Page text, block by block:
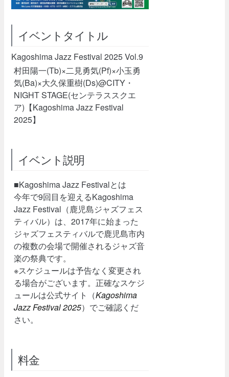
イベントタイトル
Kagoshima Jazz Festival 2025 Vol.9
村田陽一(Tb)×二見勇気(Pf)×小玉勇
気(Ba)×大久保重樹(Ds)@CITY・
NIGHT STAGE(センテラススクエ
ア)【Kagoshima Jazz Festival
2025】
イベント説明
■Kagoshima Jazz Festivalとは
今年で9回目を迎えるKagoshima
Jazz Festival（鹿児島ジャズフェス
ティバル）は、2017年に始まった
ジャズフェスティバルで鹿児島市内
の複数の会場で開催されるジャズ音
楽の祭典です。
※スケジュールは予告なく変更され
る場合がございます。正確なスケジ
ュールは公式サイト（Kagoshima
Jazz Festival 2025）でご確認くだ
さい。
料金